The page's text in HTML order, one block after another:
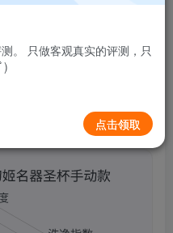
0 82 13
姬名器圣杯手动款
。 只做客观真实的评测，只
)
点击领取